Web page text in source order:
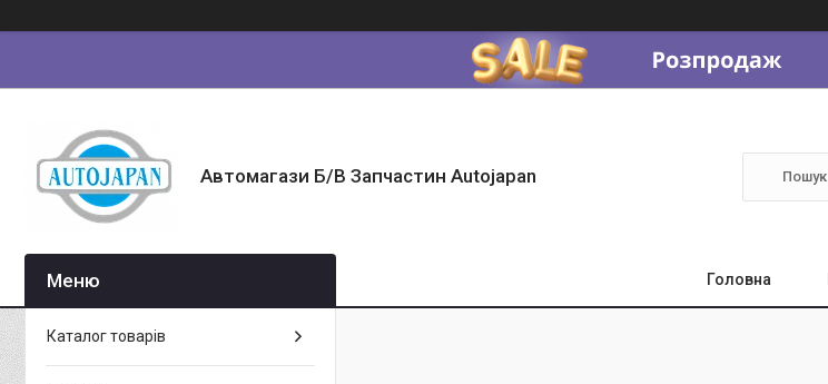
Автомагази Б/В Запчастин Autojapan
Головна
Каталог товарів